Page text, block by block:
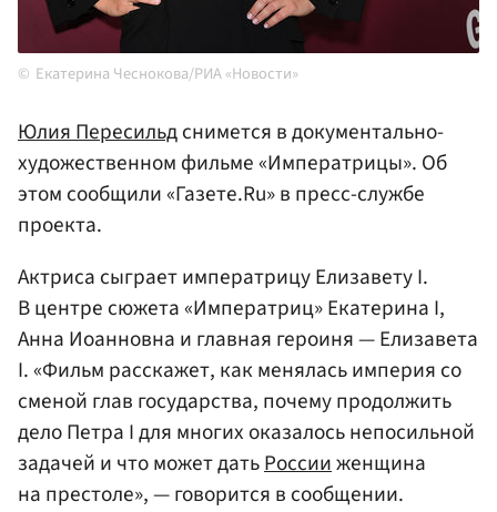
Екатерина Чеснокова/РИА «Новости»
Юлия Пересильдснимется в документально-
художественном фильме «Императрицы». Об
этом сообщили «Газете.Ru» в пресс-службе
проекта.
Актриса сыграет императрицу Елизавету I.
В центре сюжета «Императриц» Екатерина I,
Анна Иоанновна и главная героиня — Елизавета
I. «Фильм расскажет, как менялась империя со
сменой глав государства, почему продолжить
дело Петра I для многих оказалось непосильной
задачей и что может датьРоссииженщина
на престоле», — говорится в сообщении.